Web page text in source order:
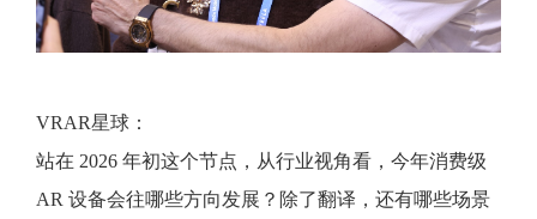
VRAR星球：
站在 2026 年初这个节点，从行业视角看，今年消费级
AR 设备会往哪些方向发展？除了翻译，还有哪些场景